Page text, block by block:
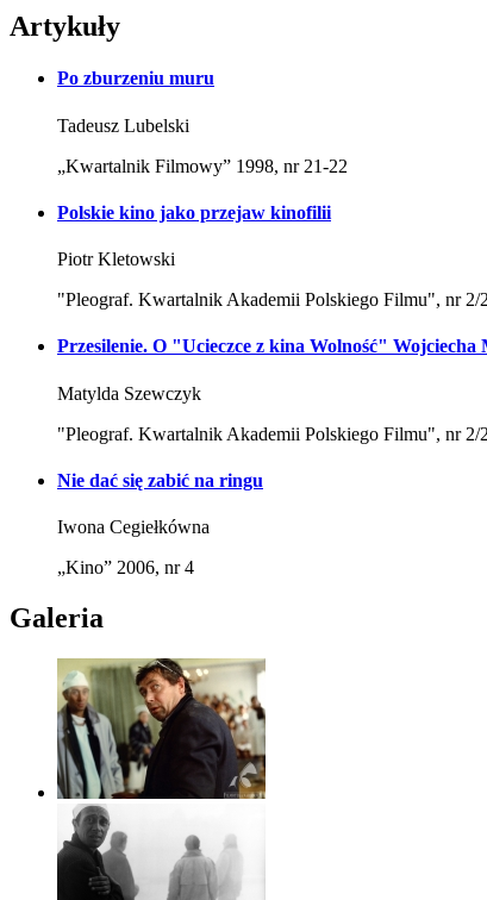
Artykuły
Po zburzeniu muru
Tadeusz Lubelski
„Kwartalnik Filmowy” 1998, nr 21-22
Polskie kino jako przejaw kinofilii
Piotr Kletowski
"Pleograf. Kwartalnik Akademii Polskiego Filmu", nr 2/
Przesilenie. O "Ucieczce z kina Wolność" Wojciecha
Matylda Szewczyk
"Pleograf. Kwartalnik Akademii Polskiego Filmu", nr 2/
Nie dać się zabić na ringu
Iwona Cegiełkówna
„Kino” 2006, nr 4
Galeria